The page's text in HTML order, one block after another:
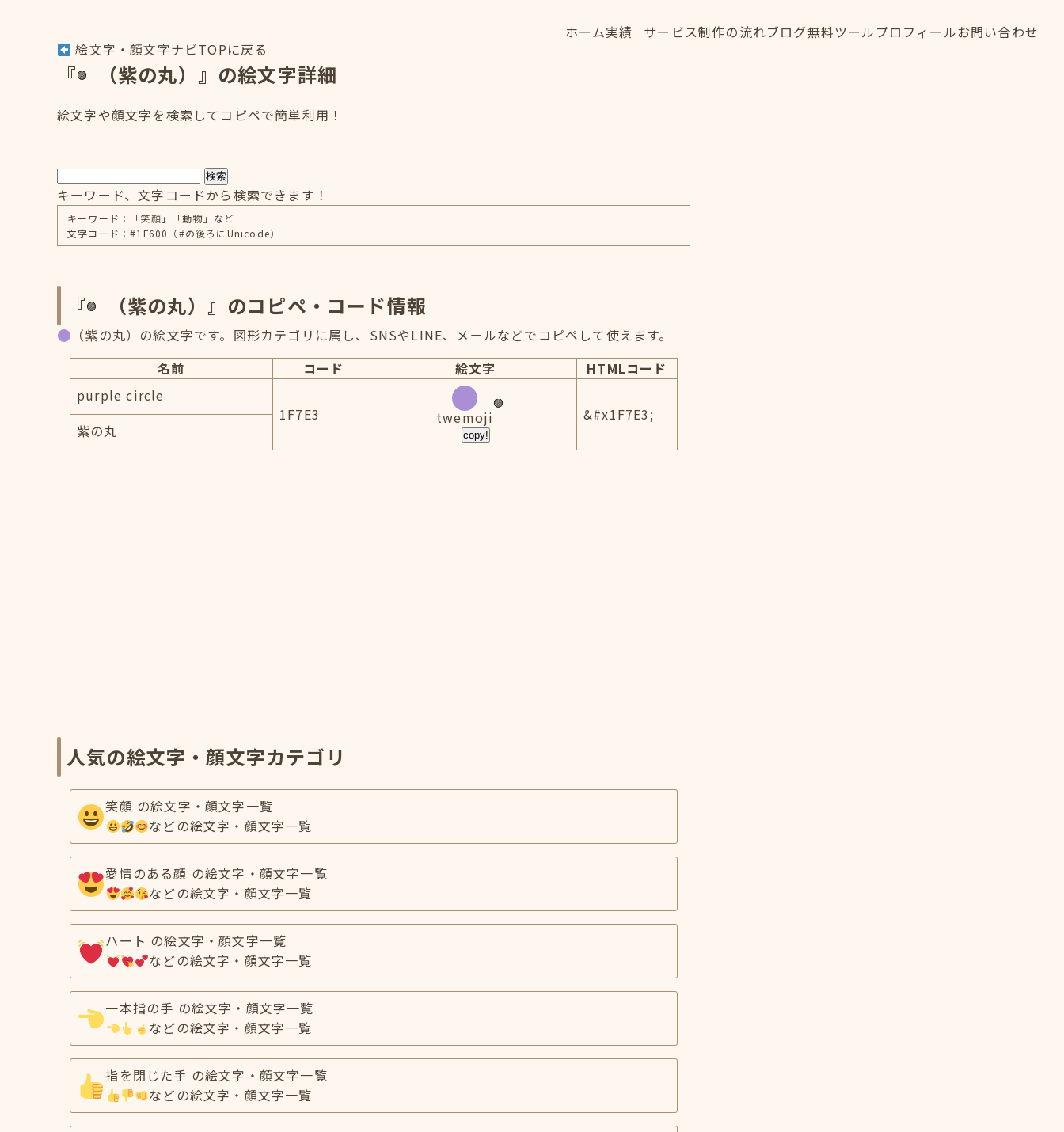
ホーム実績
サービス制作の流れブログ無料ツール プロフィールお問い合わせ
絵文字・顔文字ナビTOPに戻る
『 （紫の丸）』の絵文字詳細
絵文字や顔文字を検索してコピペで簡単利用！
検索
キーワード、文字コードから検索できます！
キーワード：「笑顔」「動物」など
文字コード：#1F600（#の後ろにUnicode）
『 （紫の丸）』のコピペ・コード情報
（紫の丸）の絵文字です。図形カテゴリに属し、SNSやLINE、メールなどでコピペして使えます。
名前
コード 絵文字
HTMLコード
purple circle
1F7E3
twemoji
copy!
&#x1F7E3;
紫の丸
人気の絵文字・顔文字カテゴリ
笑顔 の絵文字・顔文字一覧
などの絵文字・顔文字一覧
愛情のある顔 の絵文字・顔文字一覧
などの絵文字・顔文字一覧
ハート の絵文字・顔文字一覧
などの絵文字・顔文字一覧
一本指の手 の絵文字・顔文字一覧
などの絵文字・顔文字一覧
指を閉じた手 の絵文字・顔文字一覧
などの絵文字・顔文字一覧